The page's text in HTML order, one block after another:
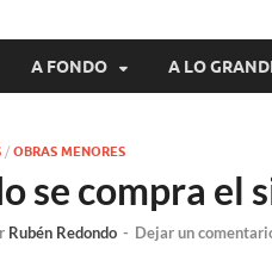
A FONDO A LO
/ OBRAS MENORES
se compra el
Rubén Redondo - Dejar un